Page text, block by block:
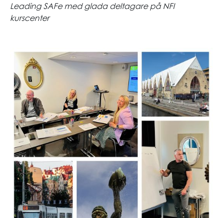
Leading SAFe med glada deltagare på NFI
kurscenter